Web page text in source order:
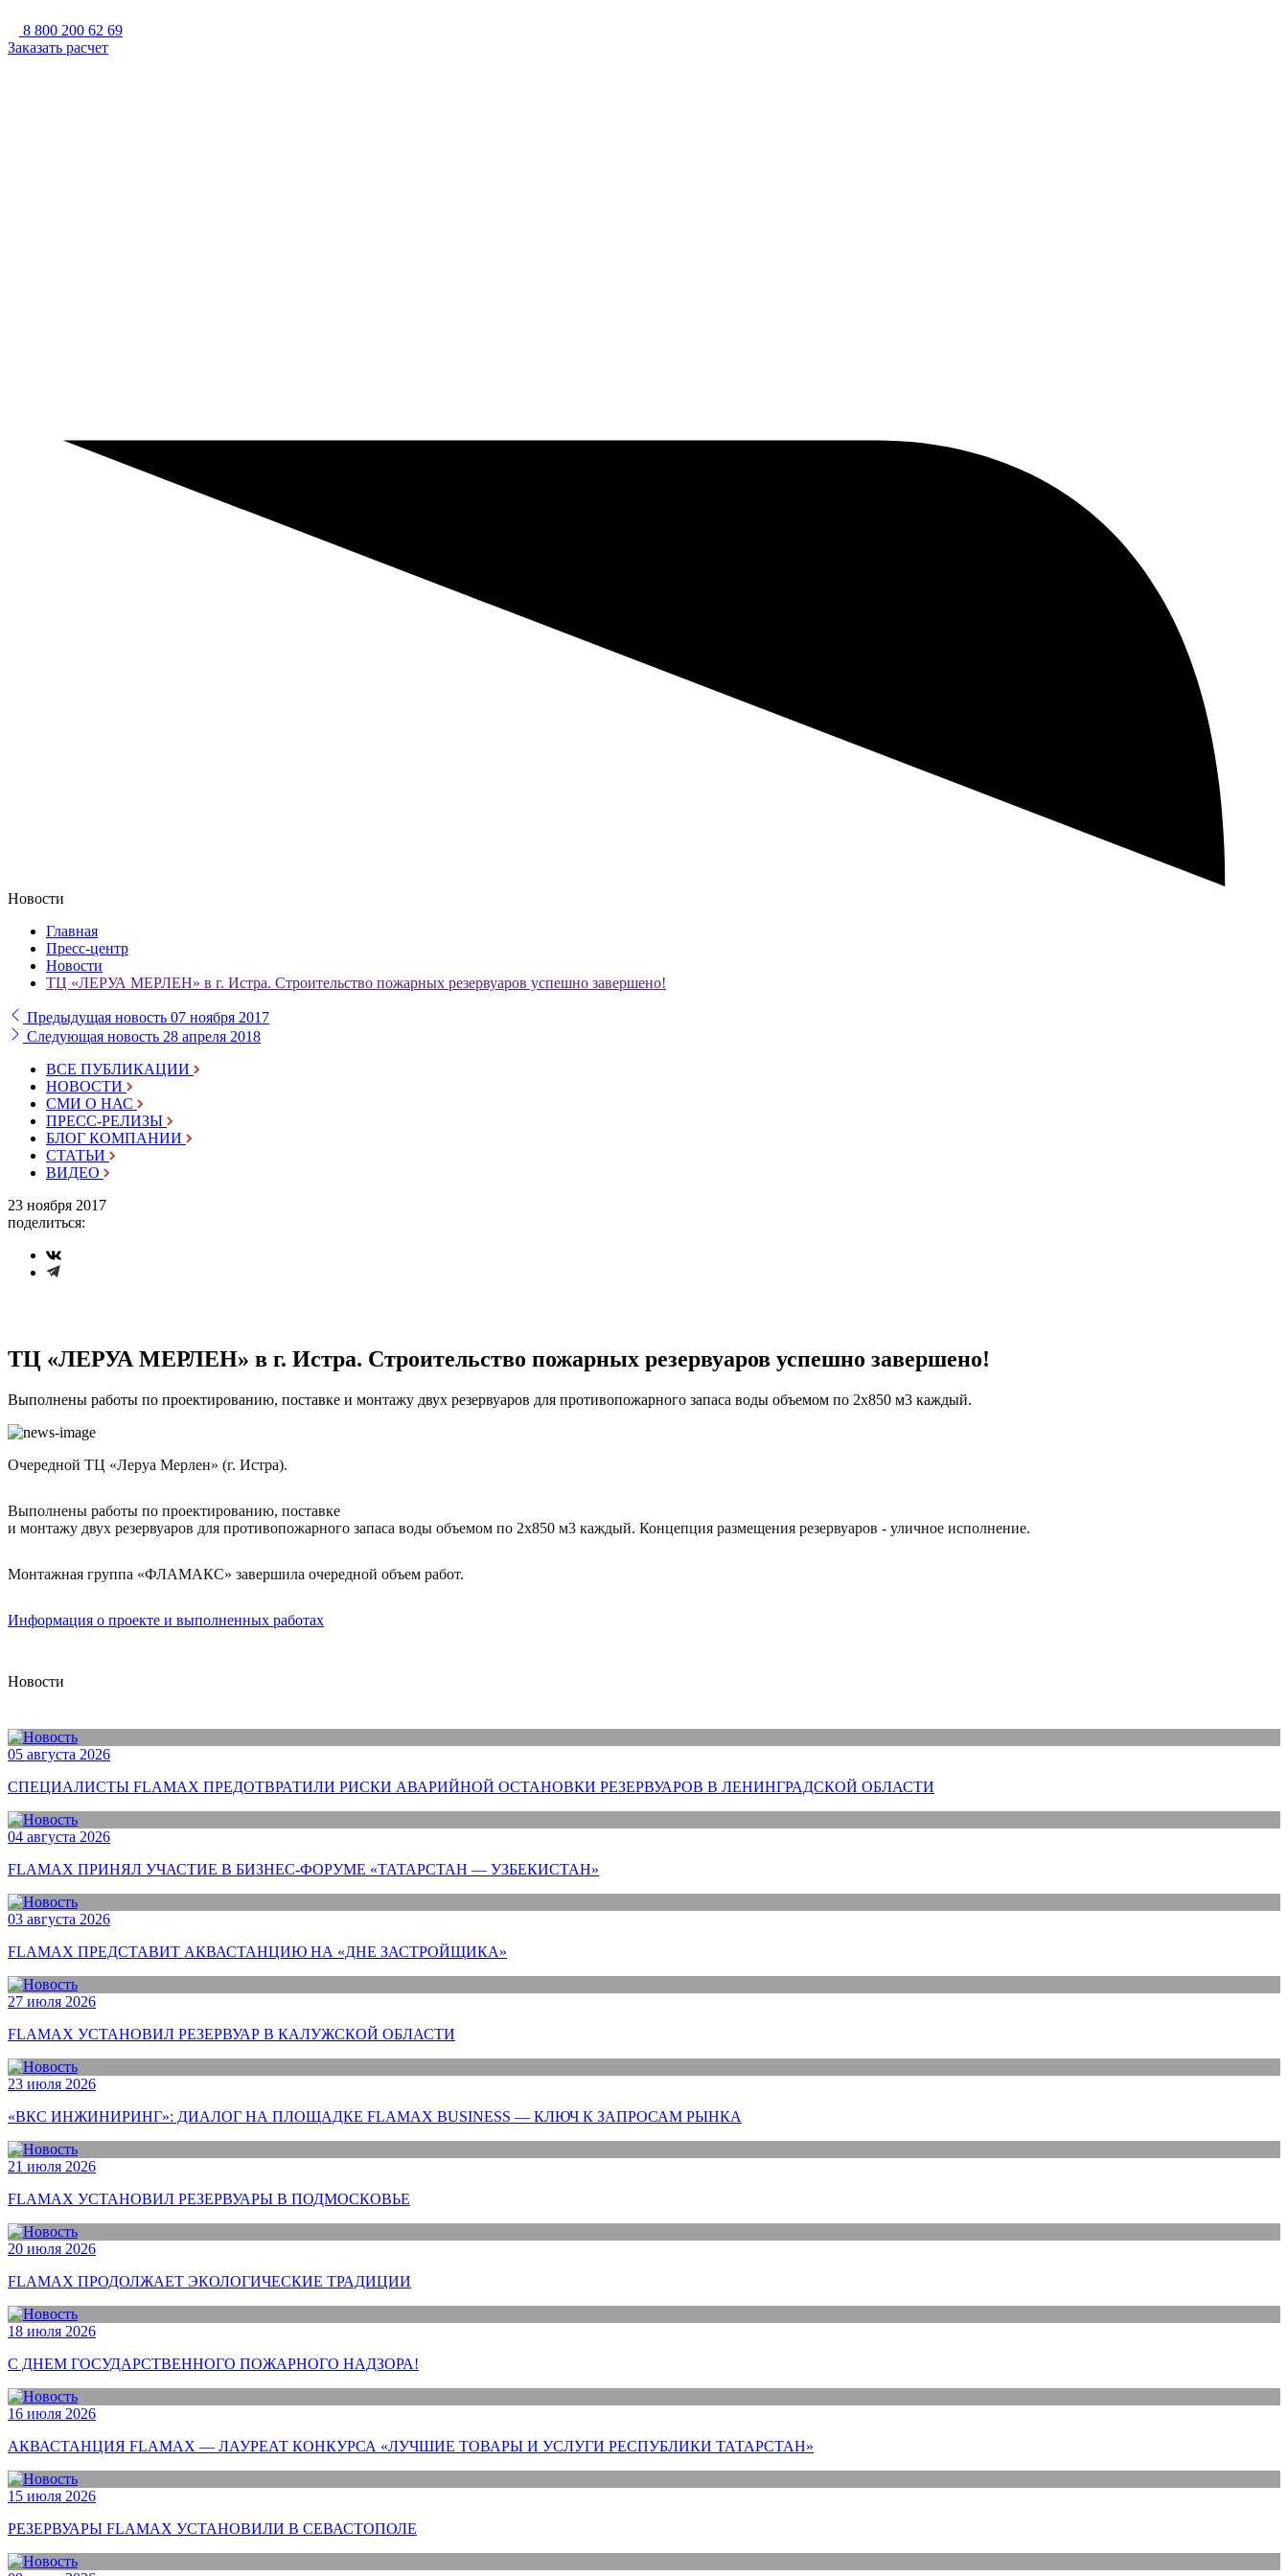
8 800 200 62 69
Заказать расчет
Новости
Главная
Пресс-центр
Новости
ТЦ «ЛЕРУА МЕРЛЕН» в г. Истра. Строительство пожарных резервуаров успешно завершено!
Предыдущая новость 07 ноября 2017
Следующая новость 28 апреля 2018
ВСЕ ПУБЛИКАЦИИ
НОВОСТИ
СМИ О НАС
ПРЕСС-РЕЛИЗЫ
БЛОГ КОМПАНИИ
СТАТЬИ
ВИДЕО
23 ноября 2017
поделиться:
ТЦ «ЛЕРУА МЕРЛЕН» в г. Истра. Строительство пожарных резервуаров успешно завершено!
Выполнены работы по проектированию, поставке и монтажу двух резервуаров для противопожарного запаса воды объемом по 2х850 м3 каждый.
Очередной ТЦ «Леруа Мерлен» (г. Истра).
Выполнены работы по проектированию, поставке
и монтажу двух резервуаров для противопожарного запаса воды объемом по 2х850 м3 каждый. Концепция размещения резервуаров - уличное исполнение.
Монтажная группа «ФЛАМАКС» завершила очередной объем работ.
Информация о проекте и выполненных работах
Новости
05 августа 2026
СПЕЦИАЛИСТЫ FLAMAX ПРЕДОТВРАТИЛИ РИСКИ АВАРИЙНОЙ ОСТАНОВКИ РЕЗЕРВУАРОВ В ЛЕНИНГРАДСКОЙ ОБЛАСТИ
04 августа 2026
FLAMAX ПРИНЯЛ УЧАСТИЕ В БИЗНЕС-ФОРУМЕ «ТАТАРСТАН — УЗБЕКИСТАН»
03 августа 2026
FLAMAX ПРЕДСТАВИТ АКВАСТАНЦИЮ НА «ДНЕ ЗАСТРОЙЩИКА»
27 июля 2026
FLAMAX УСТАНОВИЛ РЕЗЕРВУАР В КАЛУЖСКОЙ ОБЛАСТИ
23 июля 2026
«ВКС ИНЖИНИРИНГ»: ДИАЛОГ НА ПЛОЩАДКЕ FLAMAX BUSINESS — КЛЮЧ К ЗАПРОСАМ РЫНКА
21 июля 2026
FLAMAX УСТАНОВИЛ РЕЗЕРВУАРЫ В ПОДМОСКОВЬЕ
20 июля 2026
FLAMAX ПРОДОЛЖАЕТ ЭКОЛОГИЧЕСКИЕ ТРАДИЦИИ
18 июля 2026
С ДНЕМ ГОСУДАРСТВЕННОГО ПОЖАРНОГО НАДЗОРА!
16 июля 2026
АКВАСТАНЦИЯ FLAMAX — ЛАУРЕАТ КОНКУРСА «ЛУЧШИЕ ТОВАРЫ И УСЛУГИ РЕСПУБЛИКИ ТАТАРСТАН»
15 июля 2026
РЕЗЕРВУАРЫ FLAMAX УСТАНОВИЛИ В СЕВАСТОПОЛЕ